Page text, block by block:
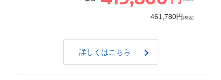
461,780円 (税込)
詳しくはこちら